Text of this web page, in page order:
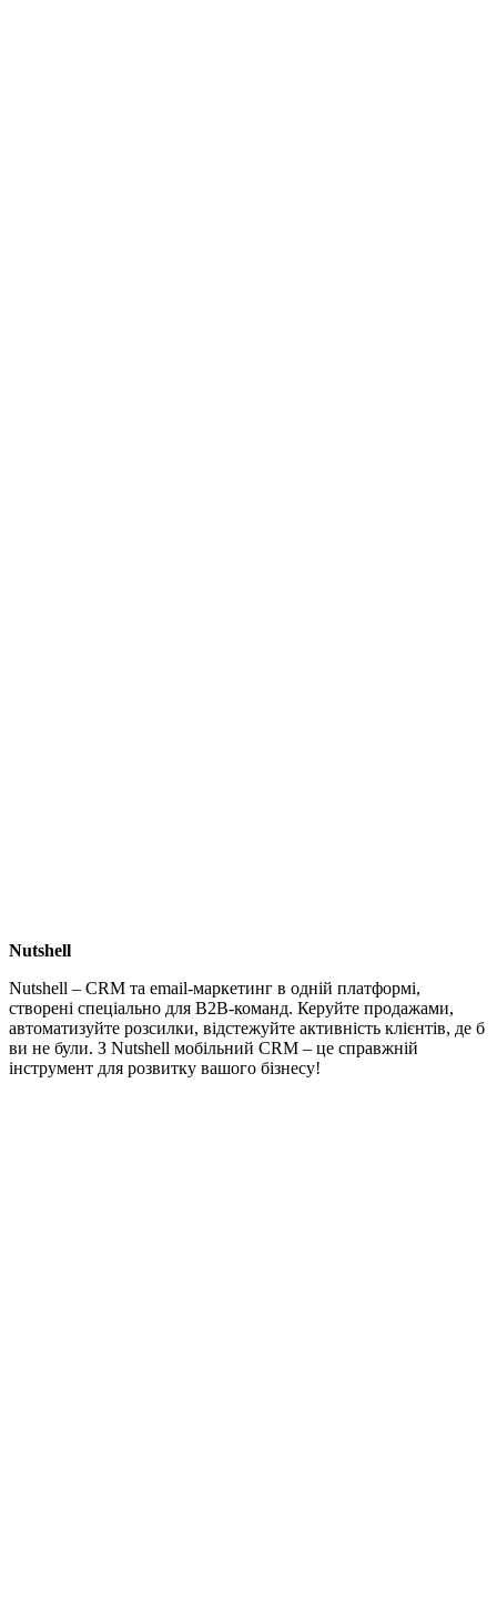
Nutshell
Nutshell – CRM та email-маркетинг в одній платформі,
створені спеціально для B2B-команд. Керуйте продажами,
автоматизуйте розсилки, відстежуйте активність клієнтів, де б
ви не були. З Nutshell мобільний CRM – це справжній
інструмент для розвитку вашого бізнесу!